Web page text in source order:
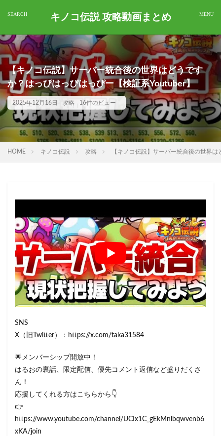
キノコ伝説 攻略動画まとめ
【キノコ伝説】サーバー統合後の世界はどうです
か？はっぴはっぴはっぴー【検証系Youtuber】
2025年12月16日 攻略 16件のビュー
HOME キノコ伝説 攻略 【キノコ伝説】サーバー統合後の世界
SNS
X（旧Twitter）：https://x.com/taka31584
🌟メンバーシップ開放中！
はるおの裏話、限定配信、優先コメント返信など盛りだくさ
ん！
応援してくれる方はこちらから👇
👉
https://www.youtube.com/channel/UCIx1C_gEkMnlbqwvenb6
xKA/join